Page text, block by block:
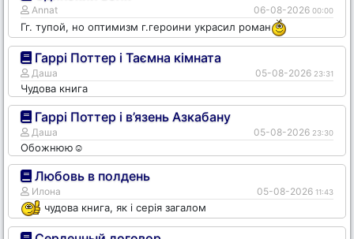
Annat 06-08-2026 00:00
Гг. тупой, но оптимизм г.героини украсил роман
Гаррі Поттер і Таємна кімната
Даша 05-08-2026 23:31
Чудова книга
Гаррі Поттер і в’язень Азкабану
Даша 05-08-2026 23:30
Обожнюю☺️
Любовь в полдень
Илона 05-08-2026 11:43
чудова книга, як і серія загалом